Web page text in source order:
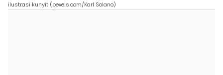
ilustrasi kunyit (pexels.com/Karl Solano)